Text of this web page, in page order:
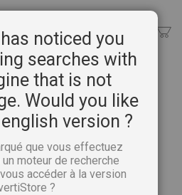
chevaux
noticed you
searches with
that is not
Would you like
version ?
que vous effectuez
moteur de recherche
accéder à la version
?